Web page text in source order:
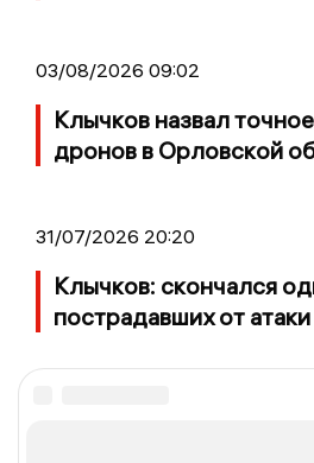
03/08/2026 09:02
Клычков назвал
дронов в Орловской
31/07/2026 20:20
Клычков: скончался
пострадавших от